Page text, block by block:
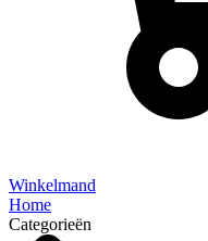
Winkelmand
Home
Categorieën